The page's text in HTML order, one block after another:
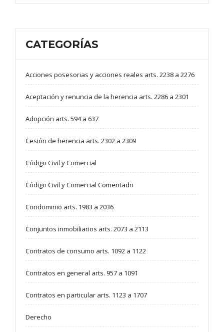
CATEGORÍAS
Acciones posesorias y acciones reales arts. 2238 a 2276
Aceptación y renuncia de la herencia arts. 2286 a 2301
Adopción arts. 594 a 637
Cesión de herencia arts. 2302 a 2309
Código Civil y Comercial
Código Civil y Comercial Comentado
Condominio arts. 1983 a 2036
Conjuntos inmobiliarios arts. 2073 a 2113
Contratos de consumo arts. 1092 a 1122
Contratos en general arts. 957 a 1091
Contratos en particular arts. 1123 a 1707
Derecho